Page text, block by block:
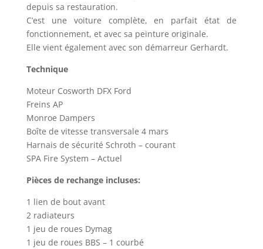
depuis sa restauration.
C’est une voiture complète, en parfait état de
fonctionnement, et avec sa peinture originale.
Elle vient également avec son démarreur Gerhardt.
Technique
Moteur Cosworth DFX Ford
Freins AP
Monroe Dampers
Boîte de vitesse transversale 4 mars
Harnais de sécurité Schroth – courant
SPA Fire System – Actuel
Pièces de rechange incluses:
1 lien de bout avant
2 radiateurs
1 jeu de roues Dymag
1 jeu de roues BBS – 1 courbé